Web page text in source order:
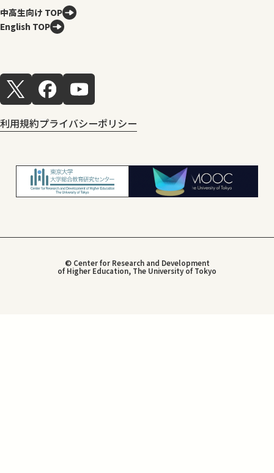
中高生向け TOP
English TOP
利用規約プライバシーポリシー
© Center for Research and Development
of Higher Education, The University of Tokyo